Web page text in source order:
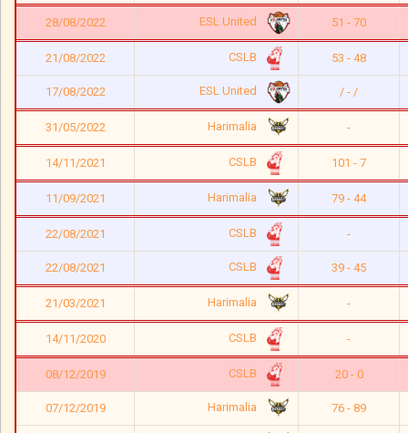
28/08/2022 ESL United 51 - 70
21/08/2022 CSLB 53 - 48
17/08/2022 ESL United / - /
31/05/2022 Harimalia -
14/11/2021 CSLB 101 - 7
11/09/2021 Harimalia 79 - 44
22/08/2021 CSLB -
22/08/2021 CSLB 39 - 45
21/03/2021 Harimalia -
14/11/2020 CSLB -
08/12/2019 CSLB 20 - 0
07/12/2019 Harimalia 76 - 89